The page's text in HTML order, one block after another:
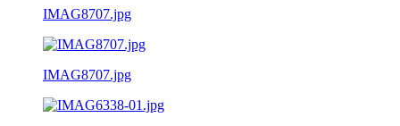
IMAG8707.jpg
IMAG8707.jpg